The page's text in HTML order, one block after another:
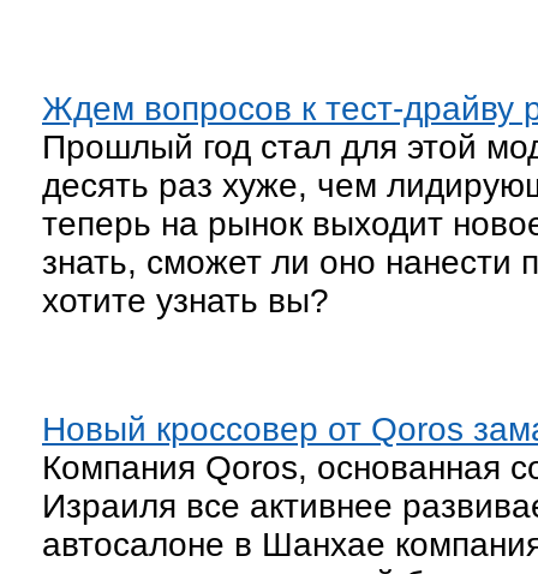
Ждем вопросов к тест-драйву
Прошлый год стал для этой
десять раз хуже, чем
теперь на рынок выходит
знать, сможет ли оно нанести
хотите узнать вы?
Новый кросcовер от Qoros
Компания Qoros, основанная
Израиля все активнее
автосалоне в Шанхае